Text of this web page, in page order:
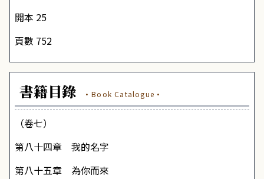
開本 25
頁數 752
書籍目錄 ·Book Catalogue·
（卷七）
第八十四章 我的名字
第八十五章 為你而來